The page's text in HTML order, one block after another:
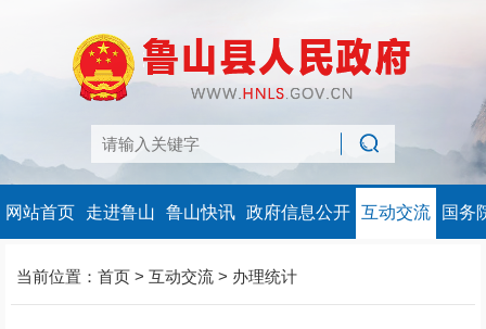
网站首页 走进鲁山 鲁山快讯 政府信息公开 互动交流 国务
当前位置： 首页 > 互动交流 > 办理统计